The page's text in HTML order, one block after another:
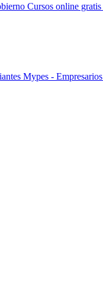
Cursos online gratis
Mypes - Empresarios